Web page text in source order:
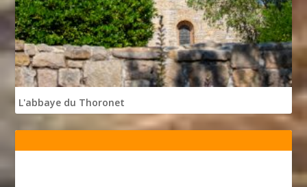
L'abbaye du Thoronet